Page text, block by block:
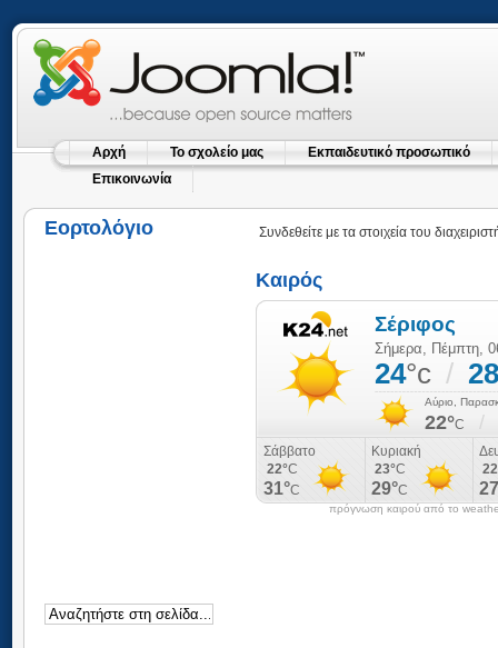
Αρχή Το σχολείο μας
Εκπαιδευτικό προσωπικό
Επικοινωνία
Εορτολόγιο Συνδεθείτε με τα στοιχεία του
Καιρός
πρόγνωση καιρού από το